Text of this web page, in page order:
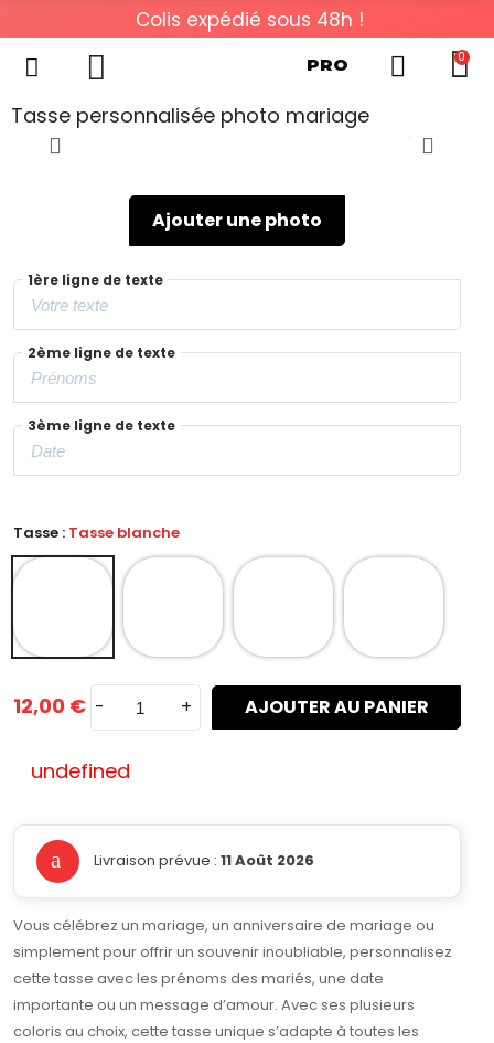
Colis expédié sous 48h !
PRO 0
Tasse personnalisée photo mariage
Ajouter une photo
1ère ligne de texte
2ème ligne de texte
3ème ligne de texte
Tasse : Tasse blanche
12,00 € - + AJOUTER AU PANIER
undefined
Livraison prévue : 11 Août 2026
Vous célébrez un mariage, un anniversaire de mariage ou
simplement pour offrir un souvenir inoubliable, personnalisez
cette tasse avec les prénoms des mariés, une date
importante ou un message d’amour. Avec ses plusieurs
coloris au choix, cette tasse unique s’adapte à toutes les